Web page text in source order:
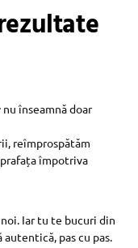
nu înseamnă doar
reîmprospătăm
împotriva
Iar tu te bucuri din
pas cu pas.